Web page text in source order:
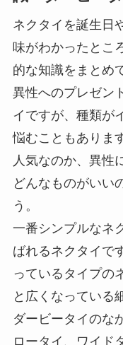
ネクタイを誕生日
味がわかったとこ
的な知識をまとめ
異性へのプレゼン
イですが、種類が
悩むこともありま
人気なのか、異性
どんなものがいい
う。
一番シンプルなネ
ばれるネクタイで
っているタイプの
と広くなっている
ダービータイのな
ロータイ、ワイド